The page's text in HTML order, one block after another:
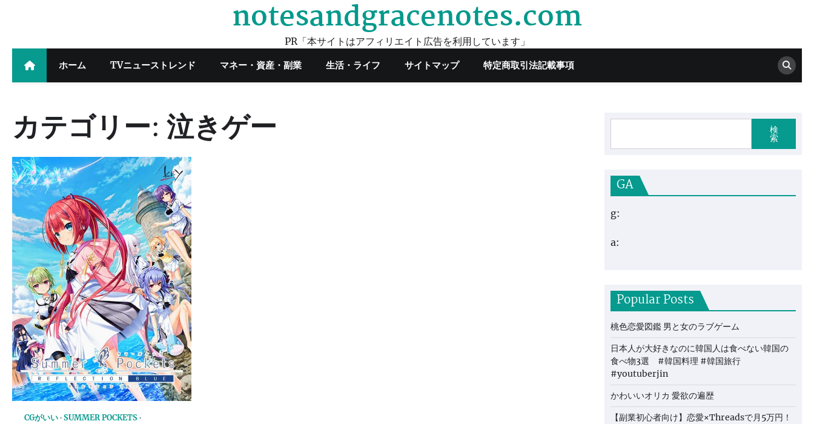
notesandgracenotes.com
PR「本サイトはアフィリエイト広告を利用しています」
ホーム TVニューストレンド マネー・資産・副業 生活・ライフ サイトマップ 特定商取引法記載事項
カテゴリー:泣きゲー
CGがいい SUMMER POCKETS
検
索
GA
g:
a:
Popular Posts
桃色恋愛図鑑 男と女のラブゲーム
日本人が大好きなのに韓国人は食べない韓国の
食べ物3選 #韓国料理 #韓国旅行
#youtuberjin
かわいいオリカ 愛欲の遍歴
【副業初心者向け】恋愛×Threadsで月5万円！